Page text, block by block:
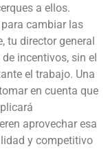
a ellos.
cambiar las
tu director general
incentivos, sin el
el trabajo. Una
en cuenta que
aprovechar esa
y competitivo